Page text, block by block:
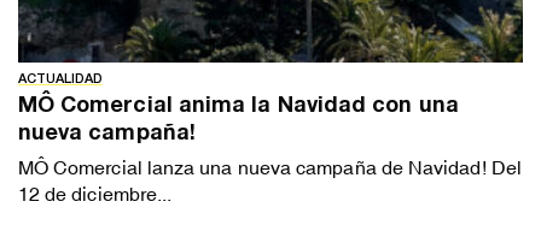
ACTUALIDAD
MÔ Comercial anima la Navidad con una
nueva campaña!
MÔ Comercial lanza una nueva campaña de Navidad! Del
12 de diciembre...